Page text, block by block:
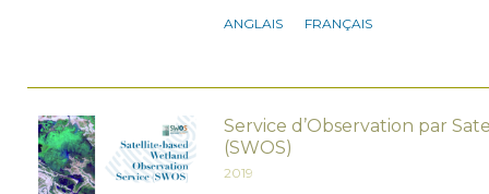
ANGLAIS FRANÇAIS
Service d’Observation par
(SWOS)
2019